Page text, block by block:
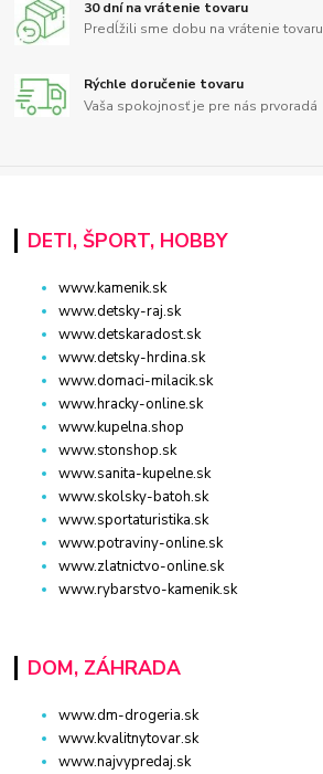
30 dní na vrátenie tovaru
Predĺžili sme dobu na vrátenie tovaru
Rýchle doručenie tovaru
Vaša spokojnosť je pre nás prvoradá
DETI, ŠPORT, HOBBY
www.kamenik.sk
www.detsky-raj.sk
www.detskaradost.sk
www.detsky-hrdina.sk
www.domaci-milacik.sk
www.hracky-online.sk
www.kupelna.shop
www.stonshop.sk
www.sanita-kupelne.sk
www.skolsky-batoh.sk
www.sportaturistika.sk
www.potraviny-online.sk
www.zlatnictvo-online.sk
www.rybarstvo-kamenik.sk
DOM, ZÁHRADA
www.dm-drogeria.sk
www.kvalitnytovar.sk
www.najvypredaj.sk